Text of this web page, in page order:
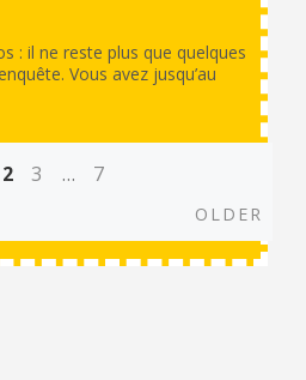
: il ne reste plus que quelques
Vous avez jusqu’au
2 3 …
7
OLDER